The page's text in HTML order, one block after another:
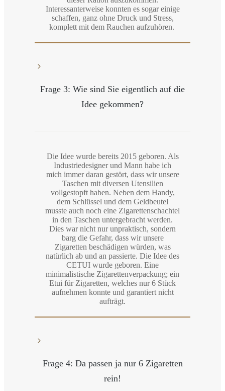
Interessanterweise konnten es sogar einige
schaffen, ganz ohne Druck und Stress,
komplett mit dem Rauchen aufzuhören.
Frage 3: Wie sind Sie eigentlich auf die
Idee gekommen?
Die Idee wurde bereits 2015 geboren. Als
Industriedesigner und Mann habe ich
mich immer daran gestört, dass wir unsere
Taschen mit diversen Utensilien
vollgestopft haben. Neben dem Handy,
dem Schlüssel und dem Geldbeutel
musste auch noch eine Zigarettenschachtel
in den Taschen untergebracht werden.
Dies war nicht nur unpraktisch, sondern
barg die Gefahr, dass wir unsere
Zigaretten beschädigen würden, was
natürlich ab und an passierte. Die Idee des
CETUI wurde geboren. Eine
minimalistische Zigarettenverpackung; ein
Etui für Zigaretten, welches nur 6 Stück
aufnehmen konnte und garantiert nicht
aufträgt.
Frage 4: Da passen ja nur 6 Zigaretten
rein!